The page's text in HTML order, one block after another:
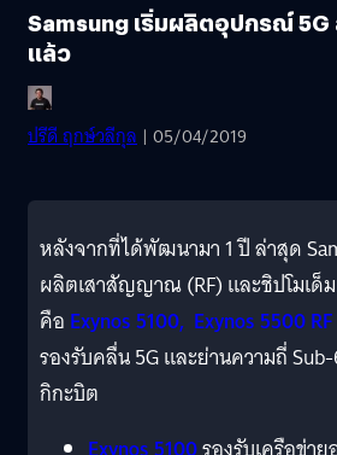
Samsung เริ่มผลิตอุปกรณ์ 5G
แล้ว
ปรีดี ฤกษ์วลีกุล | 05/04/2019
หลังจากที่ได้พัฒนามา 1 ปี ล่าสุด
ผลิตเสาสัญญาณ (RF) และชิปโมเด็
คือ Exynos 5100, Exynos 5500
รองรับคลื่น 5G และย่านความถี่
กิกะบิต